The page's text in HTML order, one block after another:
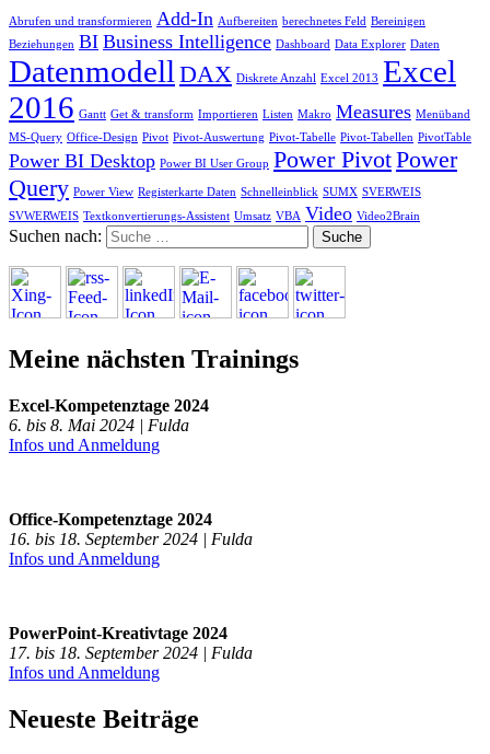
Abrufen und transformieren Add-In Aufbereiten berechnetes Feld Bereinigen
Beziehungen BI Business Intelligence Dashboard Data Explorer Daten
Datenmodell DAX Diskrete Anzahl Excel 2013 Excel
2016 Gantt Get & transform Importieren Listen Makro Measures Menüband
MS-Query Office-Design Pivot Pivot-Auswertung Pivot-Tabelle Pivot-Tabellen PivotTable
Power BI Desktop Power BI User Group Power PivotPower
Query Power View Registerkarte Daten Schnelleinblick SUMX SVERWEIS
SVWERWEIS Textkonvertierungs-Assistent Umsatz VBA Video Video2Brain
Suchen nach:
Meine nächsten Trainings
Excel-Kompetenztage 2024
6. bis 8. Mai 2024 | Fulda
Infos und Anmeldung
Office-Kompetenztage 2024
16. bis 18. September 2024 | Fulda
Infos und Anmeldung
PowerPoint-Kreativtage 2024
17. bis 18. September 2024 | Fulda
Infos und Anmeldung
Neueste Beiträge